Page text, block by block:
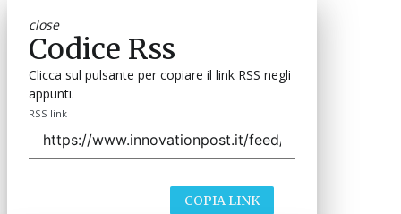
close
Codice Rss
Clicca sul pulsante per copiare il link RSS negli
appunti.
RSS link
COPIA LINK